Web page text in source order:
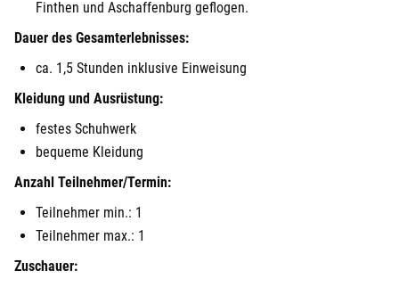
Finthen und Aschaffenburg geflogen.
Dauer des Gesamterlebnisses:
ca. 1,5 Stunden inklusive Einweisung
Kleidung und Ausrüstung:
festes Schuhwerk
bequeme Kleidung
Anzahl Teilnehmer/Termin:
Teilnehmer min.: 1
Teilnehmer max.: 1
Zuschauer: